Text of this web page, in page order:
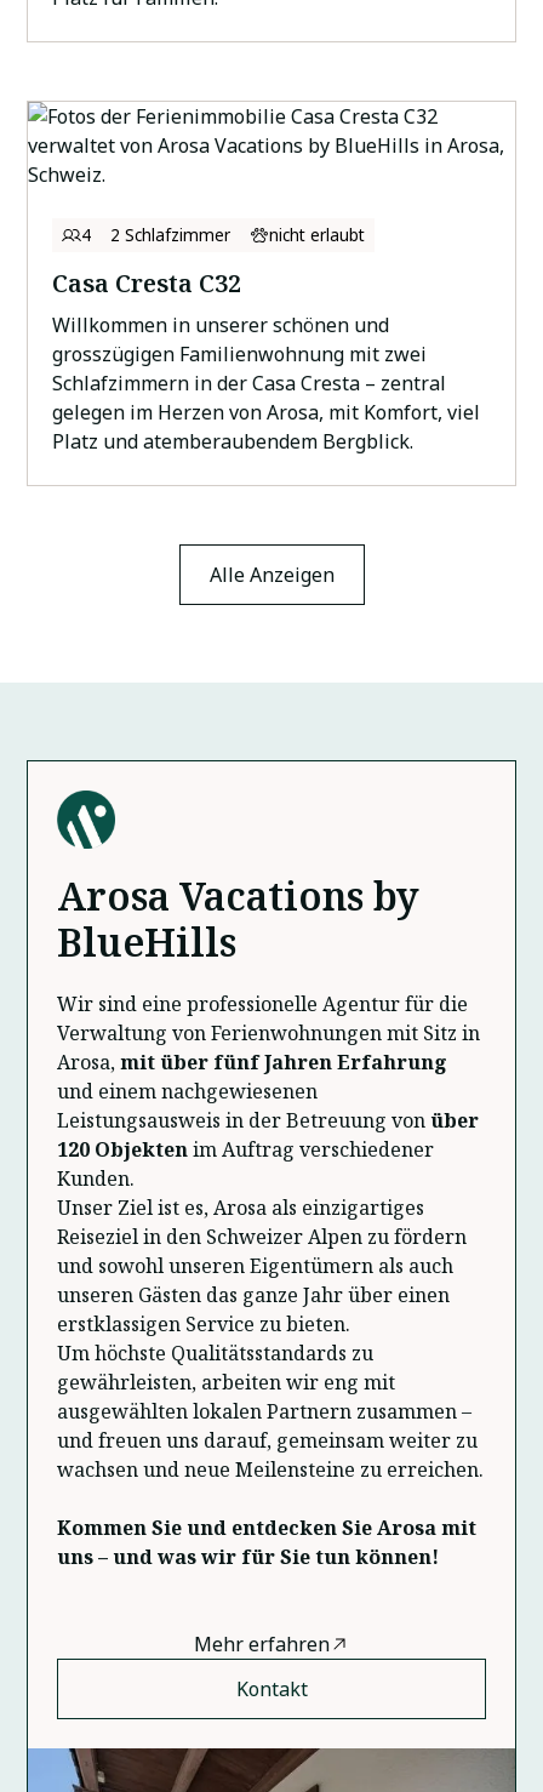
4 2 Schlafzimmer nicht erlaubt
Casa Cresta C32
Willkommen in unserer schönen und
grosszügigen Familienwohnung mit zwei
Schlafzimmern in der Casa Cresta – zentral
gelegen im Herzen von Arosa, mit Komfort, viel
Platz und atemberaubendem Bergblick.
Alle Anzeigen
Arosa Vacations by
BlueHills
Wir sind eine professionelle Agentur für die
Verwaltung von Ferienwohnungen mit Sitz in
Arosa,mit über fünf Jahren Erfahrung
und einem nachgewiesenen
Leistungsausweis in der Betreuung vonüber
120 Objektenim Auftrag verschiedener
Kunden.
Unser Ziel ist es, Arosa als einzigartiges
Reiseziel in den Schweizer Alpen zu fördern
und sowohl unseren Eigentümern als auch
unseren Gästen das ganze Jahr über einen
erstklassigen Service zu bieten.
Um höchste Qualitätsstandards zu
gewährleisten, arbeiten wir eng mit
ausgewählten lokalen Partnern zusammen –
und freuen uns darauf, gemeinsam weiter zu
wachsen und neue Meilensteine zu erreichen.
Kommen Sie und entdecken Sie Arosa mit
uns – und was wir für Sie tun können!
Mehr erfahren
Kontakt